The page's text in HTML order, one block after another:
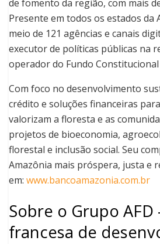
de fomento da região, com mais
Presente em todos os estados da
meio de 121 agências e canais
executor de políticas públicas na
operador do Fundo
Com foco no desenvolvimento
crédito e soluções financeiras
valorizam a floresta e as
projetos de bioeconomia,
florestal e inclusão social. Seu
Amazônia mais próspera, justa e
em: www.bancoamazonia.com.br
Sobre o Grupo AFD
francesa de